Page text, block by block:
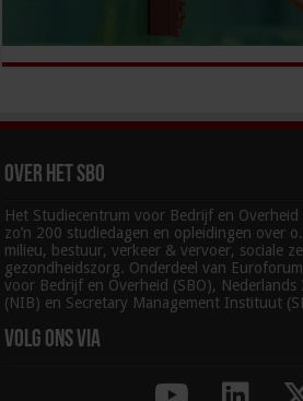
Over het SBO
Het Studiecentrum voor Bedrijf en Overheid
zo’n 200 studiedagen en opleidingen over
milieu, bestuur, verkeer & vervoer, sociale
gezondheidszorg. Onderdeel van
voor Bedrijf en Overheid (SBO),
(NIB) en Secretary Management Instituut
Volg ons via